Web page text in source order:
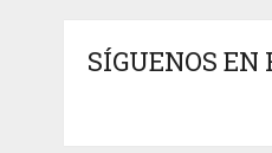
SÍGUENOS EN